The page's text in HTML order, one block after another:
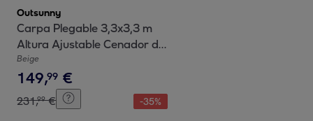
Outsunny
Carpa Plegable 3,3x3,3 m
Altura Ajustable Cenador de
Jardín con Doble Techo 4
Mosquiteras Extraíbles y
Bolsa de Transporte para
Camping Fiestas Beige
Beige
149,99 €
231,99 € -35%